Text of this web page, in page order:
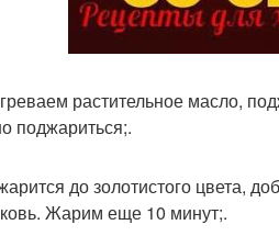
растительное масло,
поджариться;.
до золотистого цвета,
Жарим еще 10 минут;.